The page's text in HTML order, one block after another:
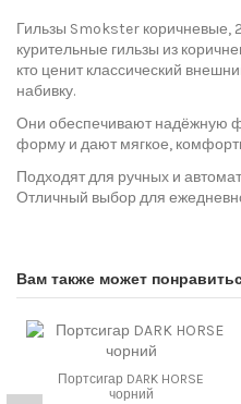
Гильзы Smokster коричневые,
курительные гильзы из
кто ценит классический
набивку.
Они обеспечивают надёжную
форму и дают мягкое,
Подходят для ручных и
Отличный выбор для
Вам также может
Портсигар DARK HORSE
чорний